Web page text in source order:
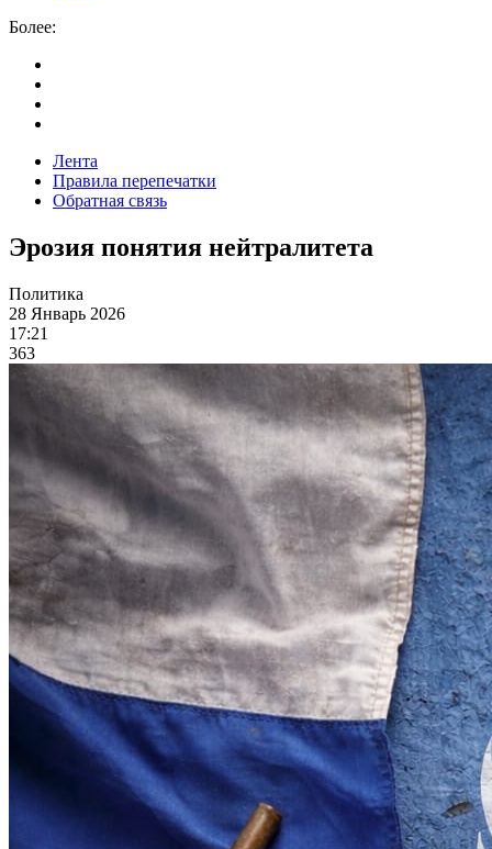
Более:
Лента
Правила перепечатки
Обратная связь
Эрозия понятия нейтралитета
Политика
28 Январь 2026
17:21
363